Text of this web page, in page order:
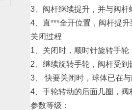
3、阀杆继续提升，并与阀杆
4、直***全开位置，阀杆提升
关闭过程
1、关闭时，顺时针旋转手轮
2、继续旋转手轮，阀杆受到
3、 快要关闭时，球体已在
4、手轮转动的后面几圈，阀
参数等级：